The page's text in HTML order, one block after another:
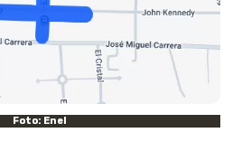
Foto: Enel